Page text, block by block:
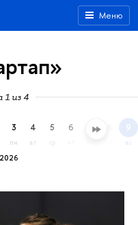
Меню
из 4
3
пн
4
вт
5 6 7 9
вс